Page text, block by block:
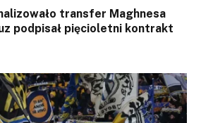
transfer Maghnesa
podpisał pięcioletni kontrakt